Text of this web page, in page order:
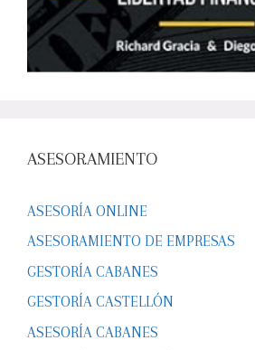
ASESORAMIENTO
ASESORÍA ONLINE
ASESORAMIENTO DE EMPRESAS
GESTORÍA CABANES
GESTORÍA CASTELLÓN
ASESORÍA CABANES